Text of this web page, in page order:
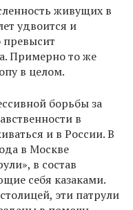
живущих в
удвоится и
превысит
Примерно то же
в целом.
борьбы за
в
и в России. В
в Москве
в состав
себя казаками.
эти патрули